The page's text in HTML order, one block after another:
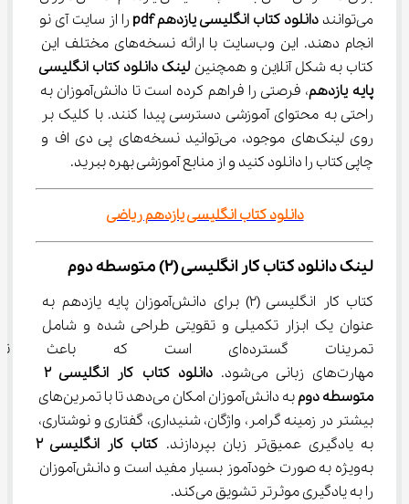
می‌توانند
دانلود کتاب انگلیسی یازدهم pdf را از سایت آی نو
انجام دهند. این وب‌سایت با ارائه نسخه‌های مختلف این
کتاب به شکل آنلاین و همچنین لینک دانلود کتاب انگلیسی
پایه یازدهم
، فرصتی را فراهم کرده است تا دانش‌آموزان به
راحتی به محتوای آموزشی دسترسی پیدا کنند. با کلیک بر
روی لینک‌های موجود، می‌توانید نسخه‌های پی دی اف و
چاپی کتاب را دانلود کنید و از منابع آموزشی بهره ببرید.
دانلود کتاب انگلیسی یازدهم ریاضی
لینک دانلود کتاب کار انگلیسی (2) متوسطه دوم
کتاب کار انگلیسی (2) برای دانش‌آموزان پایه یازدهم به
عنوان یک ابزار تکمیلی و تقویتی طراحی شده و شامل
تمرینات گسترده‌ای است که
مهارت‌های زبانی می‌شود.
دانلود کتاب کار انگلیسی 2
متوسطه دوم
به دانش‌آموزان امکان می‌دهد تا با تمرین‌های
بیشتر در زمینه گرامر، واژگان، شنیداری، گفتاری و نوشتاری،
به یادگیری عمیق‌تر زبان بپردازند.
کتاب کار انگلیسی 2
به‌ویژه به صورت خودآموز بسیار مفید است و دانش‌آموزان
را به یادگیری موثرتر تشویق می‌کند.